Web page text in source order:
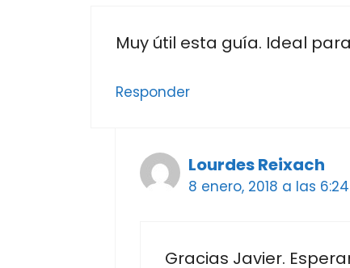
Muy útil esta guía. Ideal
Responder
Lourdes Reixach
8 enero, 2018 a las
Gracias Javier.